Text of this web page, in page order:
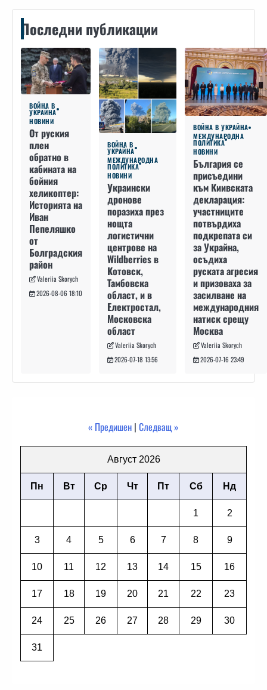
Последни публикации
ВОЙНА В
УКРАЙНА
НОВИНИ
От руския
плен
обратно в
кабината на
бойния
хеликоптер:
Историята на
Иван
Пепеляшко
от
Болградския
район
Valeriia Skorych
2026-08-06 18:10
ВОЙНА В
УКРАЙНА
МЕЖДУНАРОДНА
ПОЛИТИКА
НОВИНИ
Украински
дронове
поразиха през
нощта
логистични
центрове на
Wildberries в
Котовск,
Тамбовска
област, и в
Електростал,
Московска
област
Valeriia Skorych
2026-07-18 13:56
ВОЙНА В УКРАЙНА
МЕЖДУНАРОДНА
ПОЛИТИКА
НОВИНИ
България се
присъедини
към Киивската
декларация:
участниците
потвърдиха
подкрепата си
за Украйна,
осъдиха
руската агресия
и призоваха за
засилване на
международния
натиск срещу
Москва
Valeriia Skorych
2026-07-16 23:49
« Предишен | Следващ »
Август 2026
Пн Вт Ср Чт Пт Сб Нд
1 2
3 4 5 6 7 8 9
10 11 12 13 14 15 16
17 18 19 20 21 22 23
24 25 26 27 28 29 30
31